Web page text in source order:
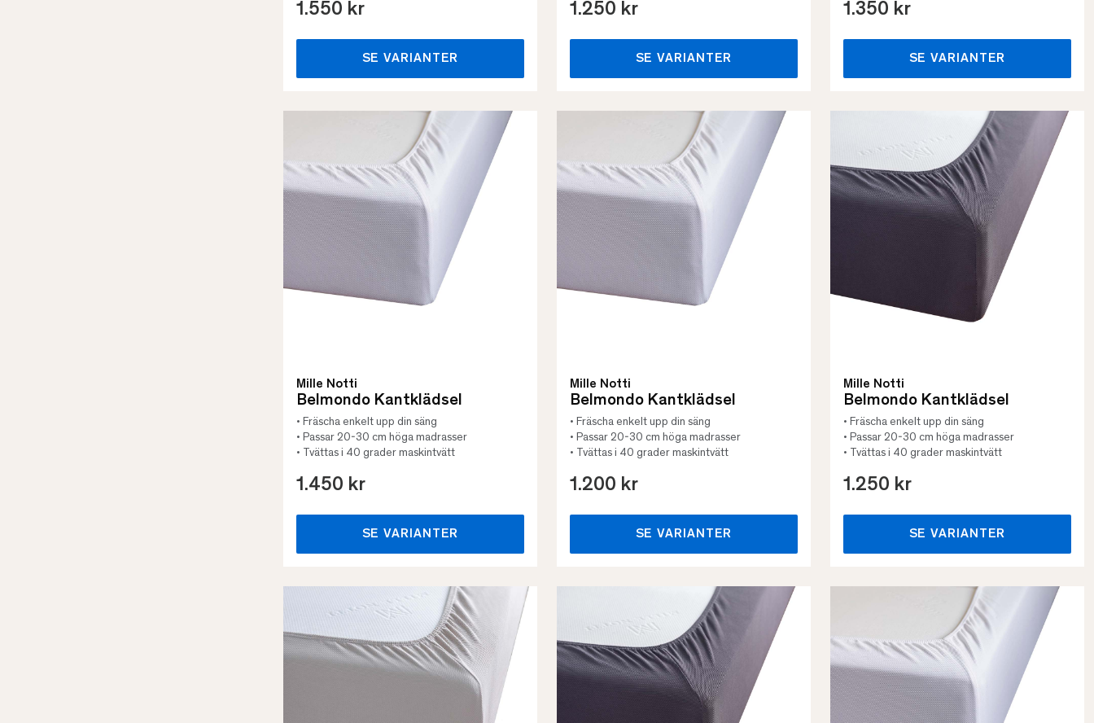
1.550 kr
SE VARIANTER
1.250 kr
SE VARIANTER
1.350 kr
SE VARIANTER
Mille Notti
Belmondo Kantklädsel
• Fräscha enkelt upp din säng
• Passar 20-30 cm höga madrasser
• Tvättas i 40 grader maskintvätt
1.450 kr
SE VARIANTER
Mille Notti
Belmondo Kantklädsel
• Fräscha enkelt upp din säng
• Passar 20-30 cm höga madrasser
• Tvättas i 40 grader maskintvätt
1.200 kr
SE VARIANTER
Mille Notti
Belmondo Kantklädsel
• Fräscha enkelt upp din säng
• Passar 20-30 cm höga madrasser
• Tvättas i 40 grader maskintvätt
1.250 kr
SE VARIANTER